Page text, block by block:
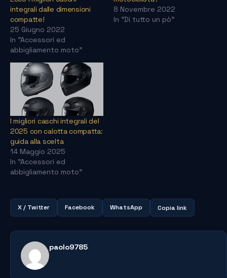
integrali dalle dimensioni
compatte!
25 Giugno 2022
In "Accessori ed
abbigliamento moto"
8 Novembre 2022
In "Di tutto un pò"
I migliori caschi integrali del
2025 con calotta compatta:
guida alla scelta
14 Maggio 2025
In "Accessori ed
abbigliamento moto"
X / Twitter Facebook WhatsApp Copia link
paolo9785